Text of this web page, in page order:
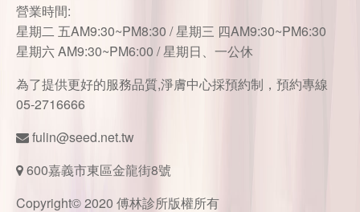
營業時間:
星期二 五AM9:30~PM8:30 / 星期三 四AM9:30~PM6:30
星期六 AM9:30~PM6:00 / 星期日、一公休
為了提供更好的服務品質,淨膚中心採預約制，預約專線
05-2716666
fulin@seed.net.tw
600嘉義市東區金龍街8號
Copyright© 2020 傅林診所版權所有